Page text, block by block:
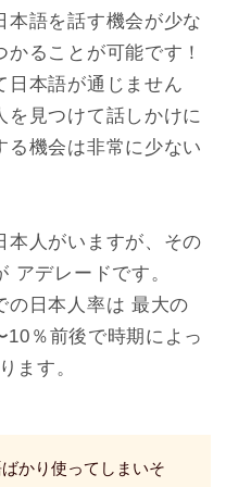
本語を話す機会が少な
ることが可能です！
日本語が通じません
を見つけて話しかけに
る機会は非常に少ない
本人がいますが、その
アデレードです。
の日本人率は 最大の
％前後で時期によっ
ます。
かり使ってしまいそ